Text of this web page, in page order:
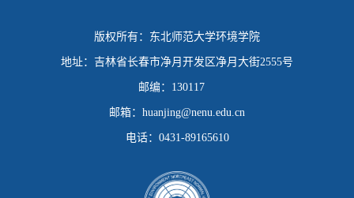
版权所有： 东北师范大学环境学院
地址： 吉林省长春市净月开发区净月大街2555号
邮编： 130117
邮箱： huanjing@nenu.edu.cn
电话： 0431-89165610